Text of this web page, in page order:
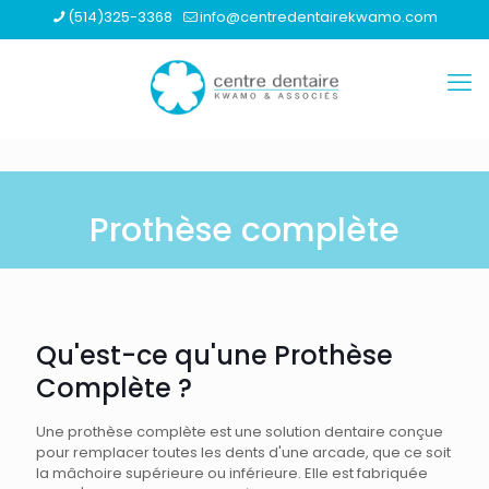
(514)325-3368 info@centredentairekwamo.com
Prothèse complète
Qu'est-ce qu'une Prothèse
Complète ?
Une prothèse complète est une solution dentaire conçue
pour remplacer toutes les dents d'une arcade, que ce soit
la mâchoire supérieure ou inférieure. Elle est fabriquée